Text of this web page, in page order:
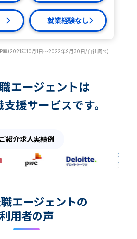
就業経験なし
率(2021年10月1日～2022年9月30日/自社調べ)
エージェントは
援サービスです。
ご紹介求人実績例
エージェントの
利用者の声